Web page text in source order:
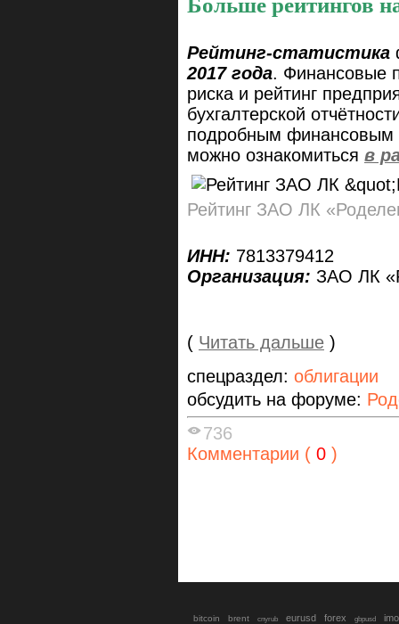
Рейтинг-статистика
2017 года. Финансовые
риска и рейтинг
бухгалтерской
подробным финансовым
можно ознакомиться в
Рейтинг ЗАО ЛК
ИНН: 7813379412
Организация: ЗАО ЛК
( Читать дальше )
спецраздел: облигации
обсудить на форуме:
736
Комментарии ( 0 )
bitcoin brent cnyrub eurusd forex gbpusd